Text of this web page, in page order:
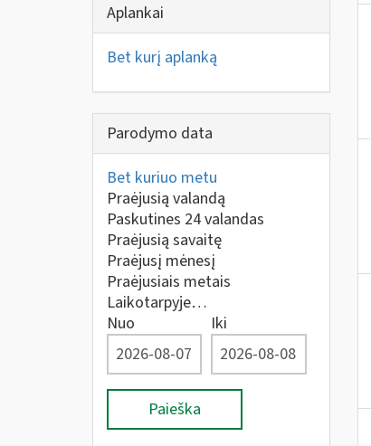
Aplankai
Bet kurį aplanką
Parodymo data
Bet kuriuo metu
Praėjusią valandą
Paskutines 24 valandas
Praėjusią savaitę
Praėjusį mėnesį
Praėjusiais metais
Laikotarpyje…
Nuo
Iki
Paieška